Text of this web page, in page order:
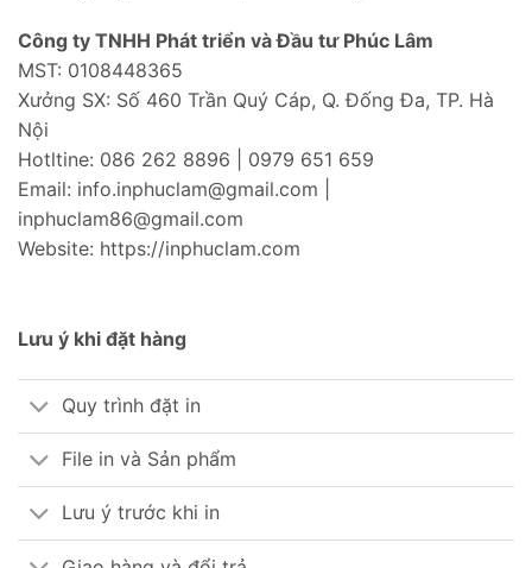
Công ty TNHH Phát triển và Đầu tư Phúc Lâm
MST: 0108448365
Xưởng SX: Số 460 Trần Quý Cáp, Q. Đống Đa, TP. Hà
Nội
Hotltine: 086 262 8896 | 0979 651 659
Email: info.inphuclam@gmail.com |
inphuclam86@gmail.com
Website: https://inphuclam.com
Lưu ý khi đặt hàng
Quy trình đặt in
File in và Sản phẩm
Lưu ý trước khi in